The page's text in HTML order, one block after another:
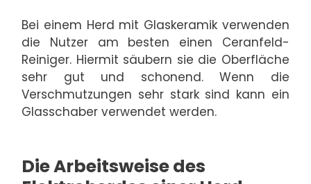
Bei einem Herd mit Glaskeramik verwenden
die Nutzer am besten einen Ceranfeld-
Reiniger. Hiermit säubern sie die Oberfläche
sehr gut und schonend. Wenn die
Verschmutzungen sehr stark sind kann ein
Glasschaber verwendet werden.
Die Arbeitsweise des